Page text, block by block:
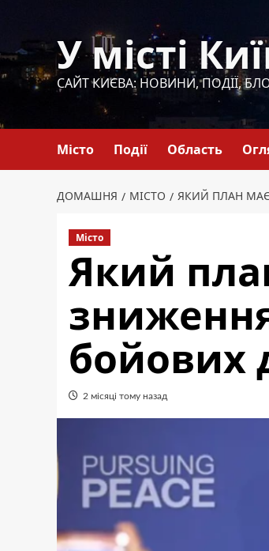
вмісту
У місті
САЙТ КИЄВА: НОВИНИ, ПОДІЇ,
Місто Події Область
ДОМАШНЯ МІСТО ЯКИЙ ПЛАН МАЄ
Місто
Який
бойових
2 місяці тому назад